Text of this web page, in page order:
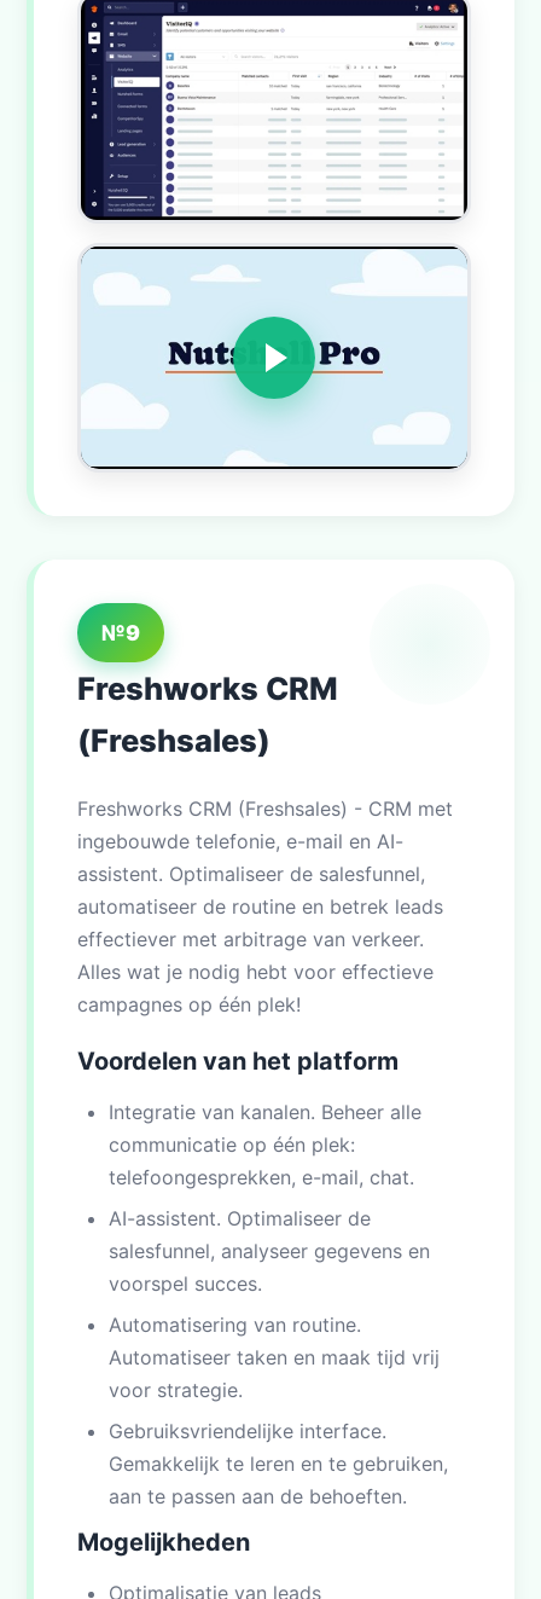
№9
Freshworks CRM
(Freshsales)
Freshworks CRM (Freshsales) - CRM met
ingebouwde telefonie, e-mail en AI-
assistent. Optimaliseer de salesfunnel,
automatiseer de routine en betrek leads
effectiever met arbitrage van verkeer.
Alles wat je nodig hebt voor effectieve
campagnes op één plek!
Voordelen van het platform
Integratie van kanalen. Beheer alle
communicatie op één plek:
telefoongesprekken, e-mail, chat.
AI-assistent. Optimaliseer de
salesfunnel, analyseer gegevens en
voorspel succes.
Automatisering van routine.
Automatiseer taken en maak tijd vrij
voor strategie.
Gebruiksvriendelijke interface.
Gemakkelijk te leren en te gebruiken,
aan te passen aan de behoeften.
Mogelijkheden
Optimalisatie van leads